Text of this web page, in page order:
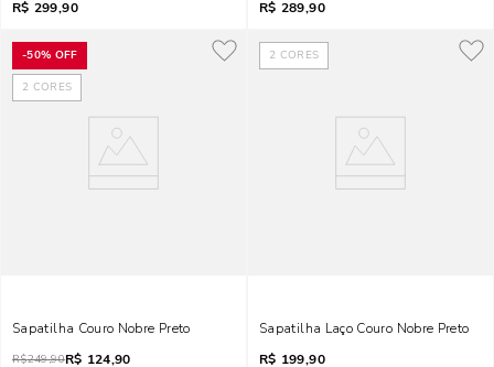
R$ 299,90
R$ 289,90
-50% OFF
2 CORES
Sapatilha Couro Nobre Preto
R$249,90R$ 124,90
2 CORES
Sapatilha Laço Couro Nobre Preto
R$ 199,90